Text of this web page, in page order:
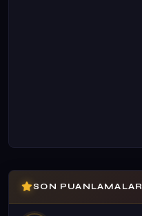
SON PUANLAMALAR